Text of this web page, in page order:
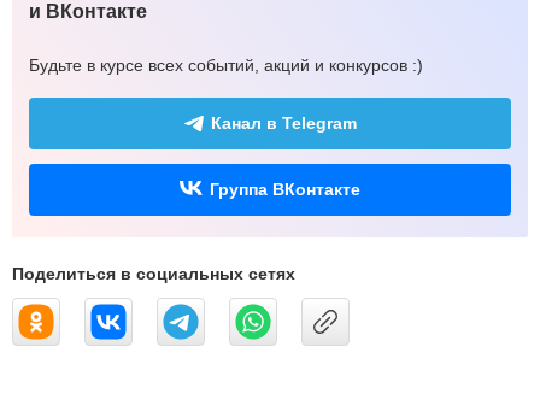
и ВКонтакте
Будьте в курсе всех событий, акций и конкурсов :)
Канал в Telegram
Группа ВКонтакте
Поделиться в социальных сетях